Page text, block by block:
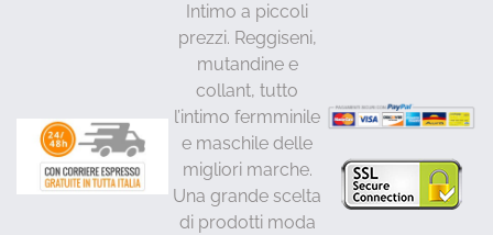
Intimo a piccoli
prezzi. Reggiseni,
mutandine e
collant, tutto
l’intimo fermminile
e maschile delle
migliori marche.
Una grande scelta
di prodotti moda